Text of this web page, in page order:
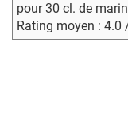
pour 30 cl. de
Rating moyen : 4.0